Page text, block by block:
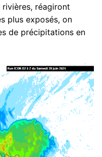
rivières, réagiront
plus exposés, on
de précipitations en